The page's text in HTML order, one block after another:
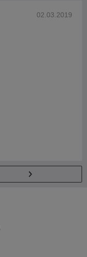
02.03.2019